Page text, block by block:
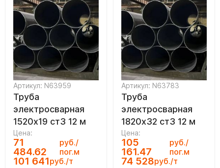
Артикул: N63959
Труба
электросварная
1520х19 ст3 12 м
Цена:
71
484.62
руб./
пог.м
101 641руб./т
Артикул: N63783
Труба
электросварная
1820х32 ст3 12 м
Цена:
105
161.47
руб./
пог.м
74 528руб./т